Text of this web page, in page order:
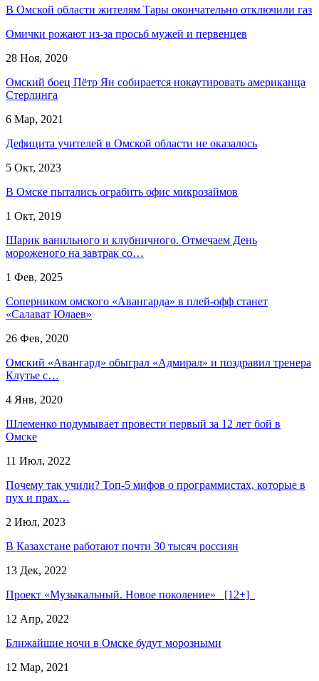
В Омской области жителям Тары окончательно отключили газ
Омички рожают из-за просьб мужей и первенцев
28 Ноя, 2020
Омский боец Пётр Ян собирается нокаутировать американца
Стерлинга
6 Мар, 2021
Дефицита учителей в Омской области не оказалось
5 Окт, 2023
В Омске пытались ограбить офис микрозаймов
1 Окт, 2019
Шарик ванильного и клубничного. Отмечаем День
мороженого на завтрак со…
1 Фев, 2025
Соперником омского «Авангарда» в плей-офф станет
«Салават Юлаев»
26 Фев, 2020
Омский «Авангард» обыграл «Адмирал» и поздравил тренера
Клутье с…
4 Янв, 2020
Шлеменко подумывает провести первый за 12 лет бой в
Омске
11 Июл, 2022
Почему так учили? Топ-5 мифов о программистах, которые в
пух и прах…
2 Июл, 2023
В Казахстане работают почти 30 тысяч россиян
13 Дек, 2022
Проект «Музыкальный. Новое поколение» [12+]
12 Апр, 2022
Ближайшие ночи в Омске будут морозными
12 Мар, 2021